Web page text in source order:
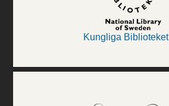
Kungliga Biblioteket